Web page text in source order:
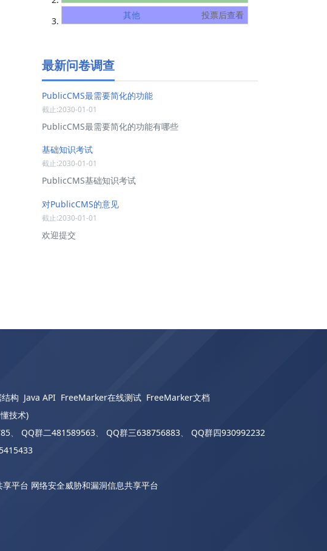
其他
投票后查看
最新问卷调查
PublicCMS最需要简化的功能
截止:2030-01-01
PublicCMS最需要简化的功能有哪些
基础知识考试
截止:2030-01-01
PublicCMS基础知识考试
对PublicCMS的意见
截止:2030-01-01
欢迎提交
构 Java API FreeMarker在线测试 FreeMarker文档
技术)
QQ群二481589563 QQ群三638756883
QQ群四930992232
享平台 网络安全威胁和漏洞信息共享平台